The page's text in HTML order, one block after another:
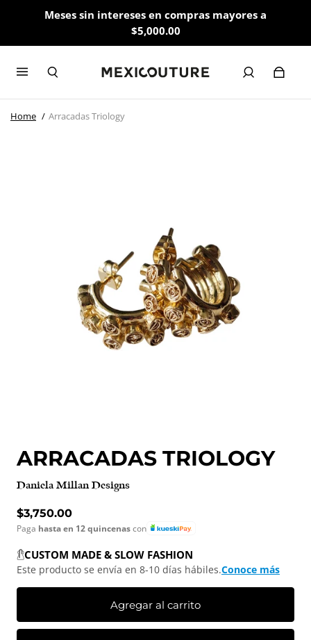
Meses sin intereses en compras mayores a
$5,000.00
Home Arracadas Triology
ARRACADAS TRIOLOGY
Daniela Millan Designs
Precio normal
$3,750.00
Paga hasta en 12 quincenascon
CUSTOM MADE & SLOW FASHION
Este producto se envía en 8-10 días hábiles.Conoce más
Agregar al carrito